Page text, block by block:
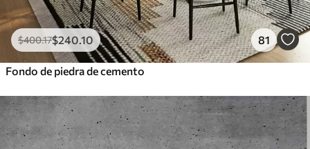
$400.17$240 .10 81
Fondo de piedra de cemento